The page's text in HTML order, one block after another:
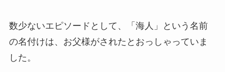
ゴの色調査
数少ないエピソードとして、「海人」という名前
の名付けは、お父様がされたとおっしゃっていま
した。